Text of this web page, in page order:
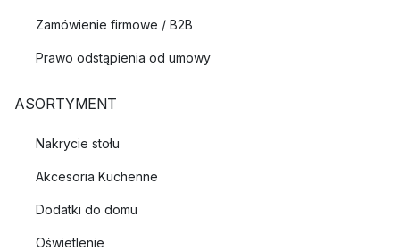
Zamówienie firmowe / B2B
Prawo odstąpienia od umowy
ASORTYMENT
Nakrycie stołu
Akcesoria Kuchenne
Dodatki do domu
Oświetlenie